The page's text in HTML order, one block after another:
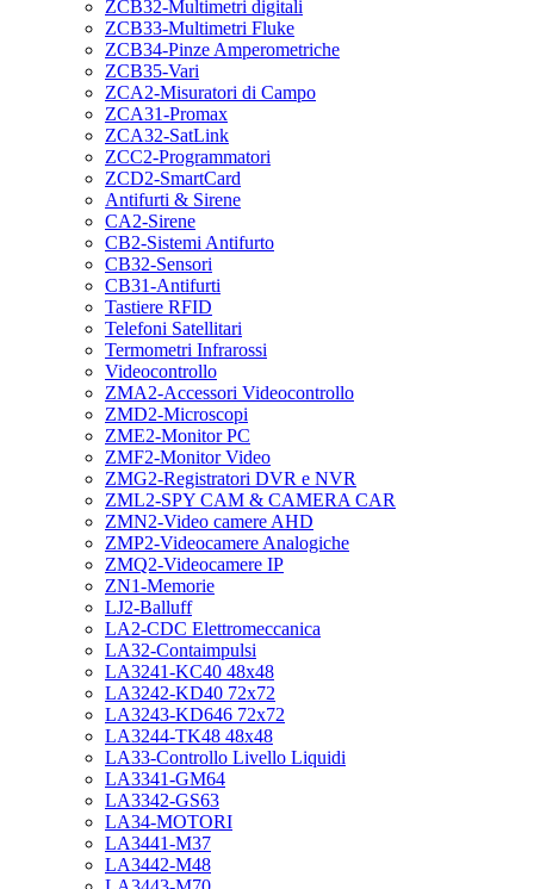
ZCB32-Multimetri digitali
ZCB33-Multimetri Fluke
ZCB34-Pinze Amperometriche
ZCB35-Vari
ZCA2-Misuratori di Campo
ZCA31-Promax
ZCA32-SatLink
ZCC2-Programmatori
ZCD2-SmartCard
Antifurti & Sirene
CA2-Sirene
CB2-Sistemi Antifurto
CB32-Sensori
CB31-Antifurti
Tastiere RFID
Telefoni Satellitari
Termometri Infrarossi
Videocontrollo
ZMA2-Accessori Videocontrollo
ZMD2-Microscopi
ZME2-Monitor PC
ZMF2-Monitor Video
ZMG2-Registratori DVR e NVR
ZML2-SPY CAM & CAMERA CAR
ZMN2-Video camere AHD
ZMP2-Videocamere Analogiche
ZMQ2-Videocamere IP
ZN1-Memorie
LJ2-Balluff
LA2-CDC Elettromeccanica
LA32-Contaimpulsi
LA3241-KC40 48x48
LA3242-KD40 72x72
LA3243-KD646 72x72
LA3244-TK48 48x48
LA33-Controllo Livello Liquidi
LA3341-GM64
LA3342-GS63
LA34-MOTORI
LA3441-M37
LA3442-M48